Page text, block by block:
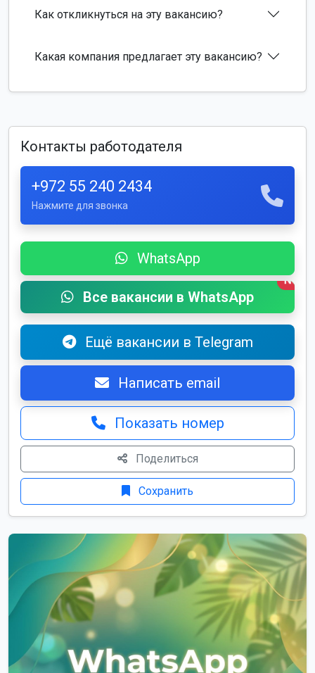
Как откликнуться на эту вакансию?
Какая компания предлагает эту вакансию?
Контакты работодателя
+972 55 240 2434
Нажмите для звонка
WhatsApp
Все вакансии в WhatsApp
New
Ещё вакансии в Telegram
Написать email
Показать номер
Поделиться
Сохранить